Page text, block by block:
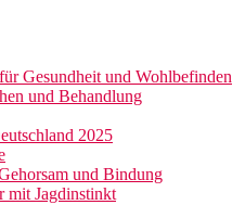
Gesundheit und Wohlbefinden
und Behandlung
2025
und Bindung
mit Jagdinstinkt